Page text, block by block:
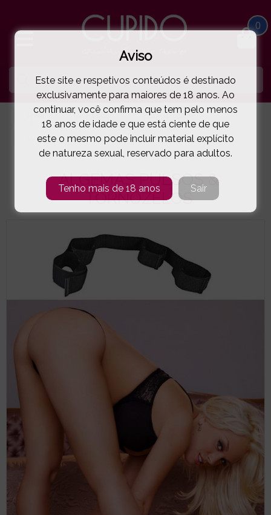
0
ALGEMAS | CORDAS
LUX FETISH ALGEMAS PULSOS & TORNOZELOS( 63-257027 )
ALGEMAS PULSOS &
TORNOZELOS
Aviso
Este site e respetivos conteúdos é destinado
exclusivamente para maiores de 18 anos. Ao
continuar, você confirma que tem pelo menos
18 anos de idade e que está ciente de que
este o mesmo pode incluir material explícito
de natureza sexual, reservado para adultos.
Tenho mais de 18 anos Sair